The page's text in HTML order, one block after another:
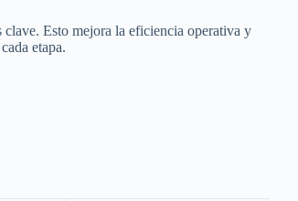
Esto mejora la eficiencia operativa y
etapa.